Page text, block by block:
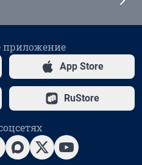
приложение
App Store
RuStore